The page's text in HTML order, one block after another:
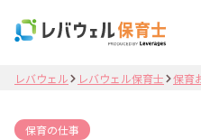
レバウェル レバウェル保育士 保育
保育の仕事